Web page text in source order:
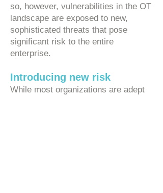
so, however, vulnerabilities in the OT
landscape are exposed to new,
sophisticated threats that pose
significant risk to the entire
enterprise.
Introducing new risk
While most organizations are adept